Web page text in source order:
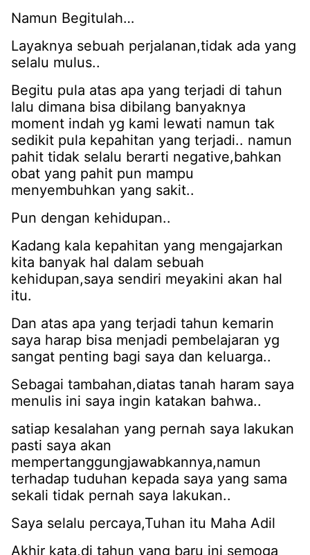
Namun Begitulah…
Layaknya sebuah perjalanan,tidak ada yang
selalu mulus..
Begitu pula atas apa yang terjadi di tahun
lalu dimana bisa dibilang banyaknya
moment indah yg kami lewati namun tak
sedikit pula kepahitan yang terjadi.. namun
pahit tidak selalu berarti negative,bahkan
obat yang pahit pun mampu
menyembuhkan yang sakit..
Pun dengan kehidupan..
Kadang kala kepahitan yang mengajarkan
kita banyak hal dalam sebuah
kehidupan,saya sendiri meyakini akan hal
itu.
Dan atas apa yang terjadi tahun kemarin
saya harap bisa menjadi pembelajaran yg
sangat penting bagi saya dan keluarga..
Sebagai tambahan,diatas tanah haram saya
menulis ini saya ingin katakan bahwa..
satiap kesalahan yang pernah saya lakukan
pasti saya akan
mempertanggungjawabkannya,namun
terhadap tuduhan kepada saya yang sama
sekali tidak pernah saya lakukan..
Saya selalu percaya,Tuhan itu Maha Adil
Akhir kata,di tahun yang baru ini semoga